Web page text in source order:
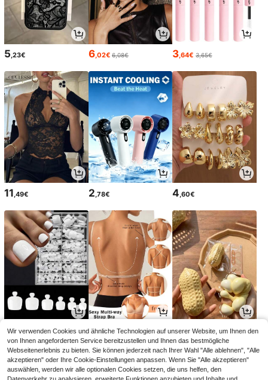
5,23€ 6,02€ 6,08€ 3,64€ 3,65€
11 ,49€ 2 ,78€ 4 ,60€
4,04€ 7,49€ 3,08€
Wir verwenden Cookies und ähnliche Technologien auf unserer Website, um Ihnen den
von Ihnen angeforderten Service bereitzustellen und Ihnen das bestmögliche
Webseitenerlebnis zu bieten. Sie können jederzeit nach Ihrer Wahl "Alle ablehnen", "Alle
akzeptieren" oder Ihre Cookie-Einstellungen anpassen. Wenn Sie "Alle akzeptieren"
auswählen, werden wir alle optionalen Cookies setzen, die uns helfen, den